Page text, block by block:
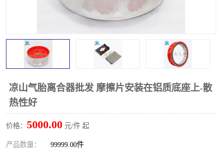
凉山气胎离合器批发 摩擦片安装在铝质底座上-散
热性好
价格： 5000.00 元/件 起
产品数量： 99999.00件
联轴器
液力端配件